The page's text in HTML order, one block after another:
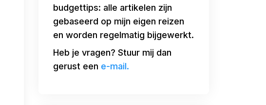
budgettips: alle artikelen zijn
gebaseerd op mijn eigen reizen
en worden regelmatig bijgewerkt.
Heb je vragen? Stuur mij dan
gerust een e-mail.